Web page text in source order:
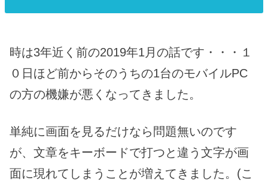
時は3年近く前の2019年1月の話です・・・１
０日ほど前からそのうちの1台のモバイルPC
の方の機嫌が悪くなってきました。
単純に画面を見るだけなら問題無いのです
が、文章をキーボードで打つと違う文字が画
面に現れてしまうことが増えてきました。(こ